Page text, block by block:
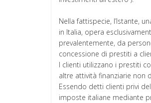
Nella fattispecie, l’Istante,
in Italia, opera
prevalentemente, da
concessione di prestiti a
I clienti utilizzano i prestiti
altre attività finanziarie non
Essendo detti clienti privi
imposte italiane mediante